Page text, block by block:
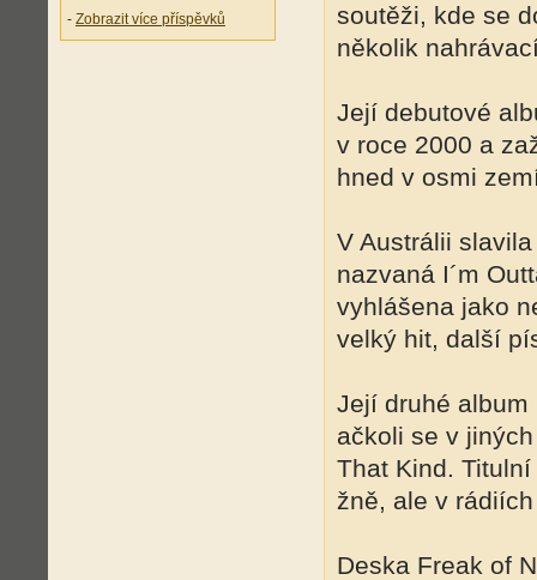
- Zobrazit více příspěvků
soutěži, kde se
několik
Její debutové
v roce 2000 a
hned v osmi
V Austrálii
nazvaná I´m
vyhlášena jako
velký hit, další
Její druhé album
ačkoli se v
That Kind.
žně, ale v
Deska Freak of